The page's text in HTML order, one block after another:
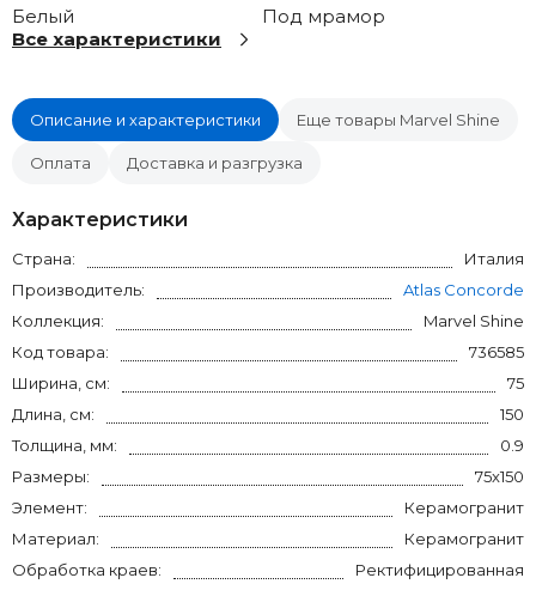
Белый
Под мрамор
Все характеристики
Описание и характеристики Еще товары Marvel Shine
Оплата Доставка и разгрузка
Характеристики
Страна:
Италия
Производитель:
Atlas Concorde
Коллекция:
Marvel Shine
Код товара:
736585
Ширина, см:
75
Длина, см:
150
Толщина, мм:
0.9
Размеры:
75x150
Элемент:
Керамогранит
Материал:
Керамогранит
Обработка краев:
Ректифицированная